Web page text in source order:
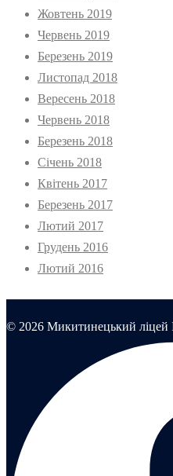
Жовтень 2019
Червень 2019
Березень 2019
Листопад 2018
Вересень 2018
Червень 2018
Березень 2018
Січень 2018
Квітень 2017
Березень 2017
Лютий 2017
Грудень 2016
Лютий 2016
© 2026 Микитинецький ліцей